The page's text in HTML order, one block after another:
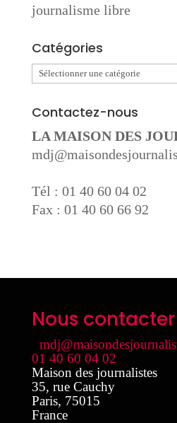
journalisme libre
Catégories
Catégories
Contactez-nous
LA MAISON DES
Tél : 01 40 60 04 02
Fax : 01 40 60 66 92
Nous contacter
01 40 60 04 02
Maison des journalistes
35, rue Cauchy
Paris, 75015
France